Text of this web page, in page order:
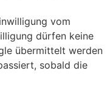
vom
dürfen keine
übermittelt werden
sobald die